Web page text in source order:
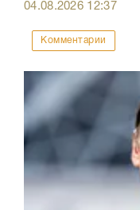
04.08.2026 12:37
Комментарии